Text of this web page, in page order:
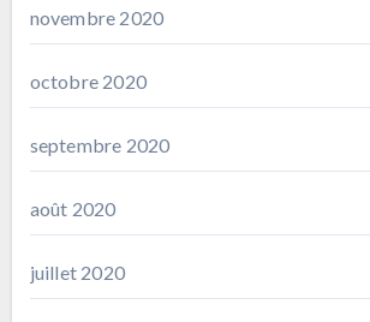
novembre 2020
octobre 2020
septembre 2020
août 2020
juillet 2020